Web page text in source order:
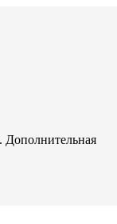
Дополнительная